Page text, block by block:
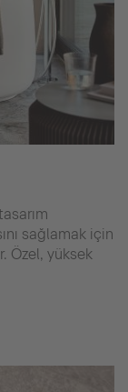
sağlamak için
Özel, yüksek